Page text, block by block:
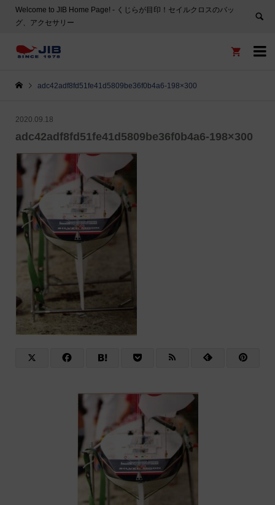
Welcome to JIB Home Page! ‐ くじらが目印！セイルクロスのバッ
グ、アクセサリー


adc42adf8fd51fe41d5809be36f0b4a6-198×300
2020.09.18
adc42adf8fd51fe41d5809be36f0b4a6-198×300